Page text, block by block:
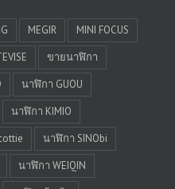
MEGIR
MINI FOCUS
ขายนาฬิกา
นาฬิกา GUOU
นาฬิกา KIMIO
นาฬิกา SINObi
นาฬิกา WEIQIN